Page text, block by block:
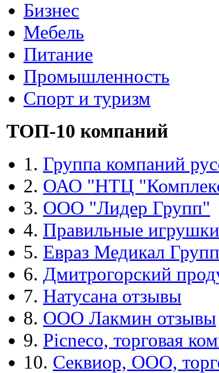
Бизнес
Мебель
Питание
Промышленность
Спорт и туризм
ТОП-10 компаний
1. Группа компаний
2. ОАО "НТЦ
3. ООО "Лидер Групп"
4. Правильные игрушки
5. Евраз Медикал Групп
6. Дмитрогорский
7. Натусана отзывы
8. ООО Лакмин отзывы
9. Picneco, торговая
10. Секвиор, ООО,